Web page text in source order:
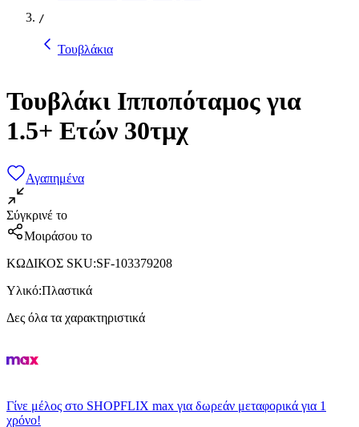
/
Τουβλάκια
Τουβλάκι Ιπποπόταμος για
1.5+ Ετών 30τμχ
Αγαπημένα
Σύγκρινέ το
Μοιράσου το
ΚΩΔΙΚΟΣ SKU:SF-103379208
Υλικό:Πλαστικά
Δες όλα τα χαρακτηριστικά
Γίνε μέλος στο SHOPFLIX max για δωρεάν μεταφορικά για 1
χρόνο!